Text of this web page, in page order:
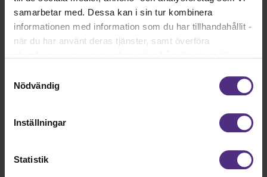
samarbetar med. Dessa kan i sin tur kombinera
informationen med information som du har tillhandahållit -
när du har använt deras tjänster, samt överföra
Dock har vi lagt in anonymisering av IP-adress i
förhållande till Google Analytics. Du godkänner våra
cookies vid fortsatt användande av vår webbplats.
Nödvändig
Inställningar
Statistik
under högsommaren (vecka 29–30) kan vara
fullbokade. Bokning rekommenderas i god tid.
Till Leksand Sommarlands webbplats